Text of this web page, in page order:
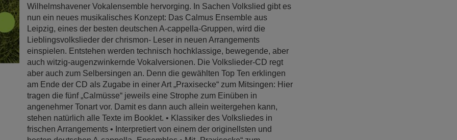
Wilhelmshavener Vokalensemble hervorging. In Sachen Volkslied gibt es
nun ein neues musikalisches Konzept: Das Calmus Ensemble aus
Leipzig, eines der besten deutschen A-cappella-Gruppen, wird die
Lieblingsvolkslieder der chrismon- Leser in neuen Arrangements
einspielen. Entstehen werden technisch hochklassige, bewegende, aber
auch witzig-augenzwinkernde Vokalversionen. Die Volkslieder-CD regt
aber auch zum Selbersingen an. Denn die gewählten Top Ten erklingen
am Ende der CD als Zugabe in einer Art „Praxisecke“ zum Mitsingen: Hier
tragen die fünf „Calmüsse“ jeweils eine Strophe zum Einüben in
angenehmer Tonart vor. Damit es dann auch allein weitergehen kann,
stehen natürlich alle Texte im Booklet. • Klassiker des Volksliedes in
frischen Arrangements • Interpretiert von einem der originellsten und